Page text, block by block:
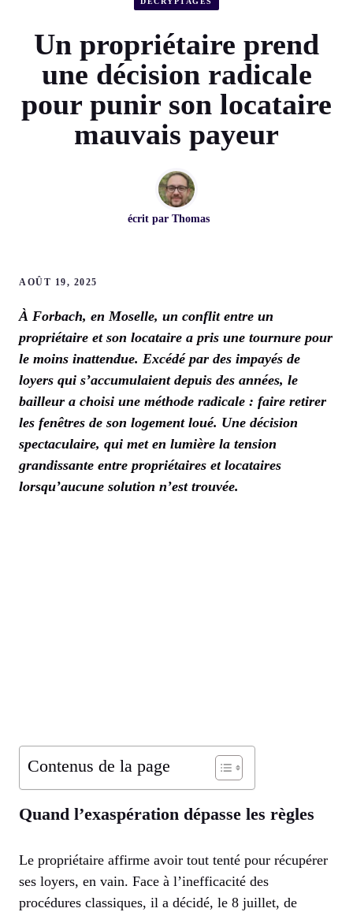
Un propriétaire prend
une décision radicale
pour punir son locataire
mauvais payeur
écrit par Thomas
AOÛT 19, 2025
À Forbach, en Moselle, un conflit entre un
propriétaire et son locataire a pris une tournure pour
le moins inattendue. Excédé par des impayés de
loyers qui s’accumulaient depuis des années, le
bailleur a choisi une méthode radicale : faire retirer
les fenêtres de son logement loué. Une décision
spectaculaire, qui met en lumière la tension
grandissante entre propriétaires et locataires
lorsqu’aucune solution n’est trouvée.
Contenus de la page
Quand l’exaspération dépasse les règles
Le propriétaire affirme avoir tout tenté pour récupérer
ses loyers, en vain. Face à l’inefficacité des
procédures classiques, il a décidé, le 8 juillet, de